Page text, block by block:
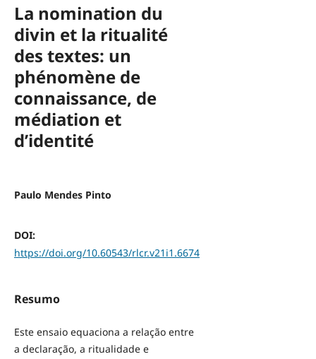
La nomination du
divin et la ritualité
des textes: un
phénomène de
connaissance, de
médiation et
d’identité
Paulo Mendes Pinto
DOI:
https://doi.org/10.60543/rlcr.v21i1.6674
Resumo
Este ensaio equaciona a relação entre
a declaração, a ritualidade e